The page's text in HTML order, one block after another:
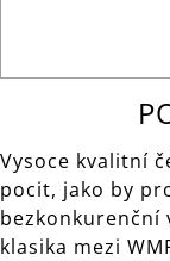
Vysoce kvalitní
pocit, jako by
bezkonkurenční
klasika mezi